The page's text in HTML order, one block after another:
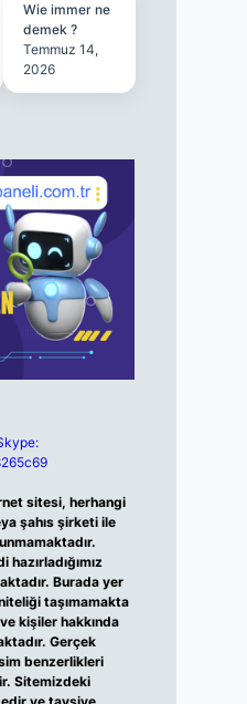
Wie immer ne
demek ?
Temmuz 14,
2026
sitesi, herhangi
şahıs şirketi ile
Burada yer
taşımamakta
kişiler hakkında
Gerçek
benzerlikleri
Sitemizdeki